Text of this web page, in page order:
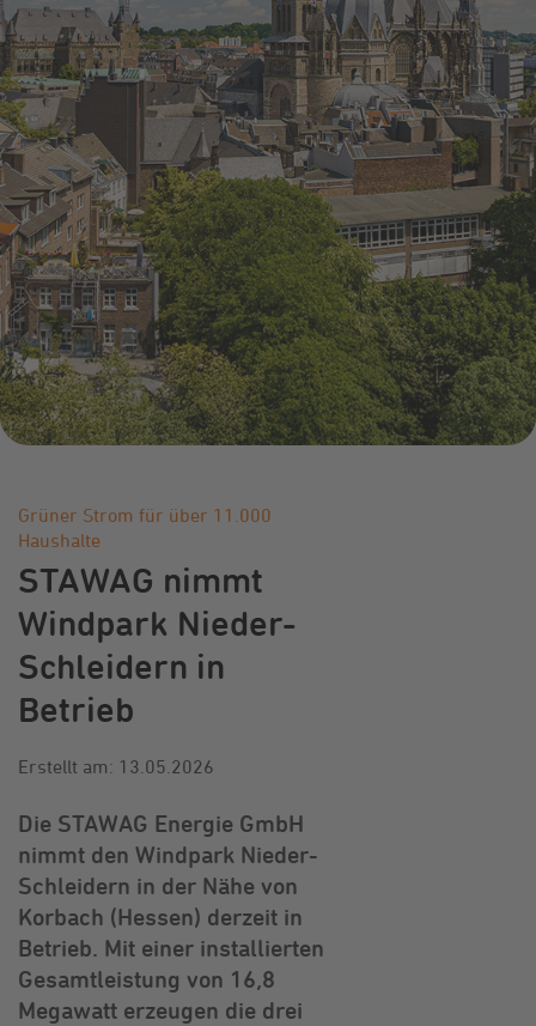
Elektromobilität
Online-
Store
Online-Service
Umzugsservice
Energieberatung
Energiefragen
Kündigung
Wärmestrom
Treue-Bonus
Vorteile
Grüner Strom für über 11.000
Haushalte
STAWAG nimmt
Windpark Nieder-
Schleidern in
Betrieb
Erstellt am: 13.05.2026
Die STAWAG Energie GmbH
nimmt den Windpark Nieder-
Schleidern in der Nähe von
Korbach (Hessen) derzeit in
Betrieb. Mit einer installierten
Gesamtleistung von 16,8
Megawatt erzeugen die drei